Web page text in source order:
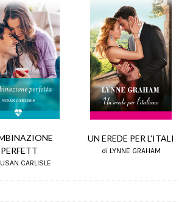
PERFETT
CARLISLE
UN EREDE PER L'ITALI
di LYNNE GRAHAM